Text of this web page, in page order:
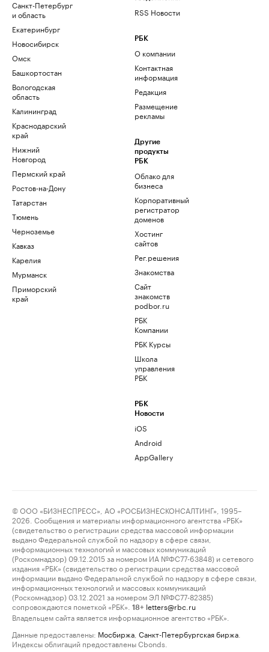
Санкт-Петербург
и область
Екатеринбург
Новосибирск
Омск
Башкортостан
Вологодская
область
Калининград
Краснодарский
край
Нижний
Новгород
Пермский край
Ростов-на-Дону
Татарстан
Тюмень
Черноземье
Кавказ
Карелия
Мурманск
Приморский
край
RSS Новости
РБК
О компании
Контактная
информация
Редакция
Размещение
рекламы
Другие
продукты
РБК
Облако для
бизнеса
Корпоративный
регистратор
доменов
Хостинг
сайтов
Рег.решения
Знакомства
Сайт
знакомств
podbor.ru
РБК
Компании
РБК Курсы
Школа
управления
РБК
РБК
Новости
iOS
Android
AppGallery
© ООО «БИЗНЕСПРЕСС», АО «РОСБИЗНЕСКОНСАЛТИНГ», 1995–
2026. Сообщения и материалы информационного агентства «РБК»
(свидетельство о регистрации средства массовой информации
выдано Федеральной службой по надзору в сфере связи,
информационных технологий и массовых коммуникаций
(Роскомнадзор) 09.12.2015 за номером ИА №ФС77-63848) и сетевого
издания «РБК» (свидетельство о регистрации средства массовой
информации выдано Федеральной службой по надзору в сфере связи,
информационных технологий и массовых коммуникаций
(Роскомнадзор) 03.12.2021 за номером ЭЛ №ФС77-82385)
сопровождаются пометкой «РБК».
18+ letters@rbc.ru
Владельцем сайта является информационное агентство «РБК».
Данные предоставлены: Мосбиржа Санкт-Петербургская биржа
Индексы облигаций предоставлены Cbonds.